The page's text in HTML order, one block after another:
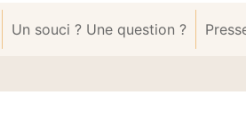
Un souci ? Une question ?